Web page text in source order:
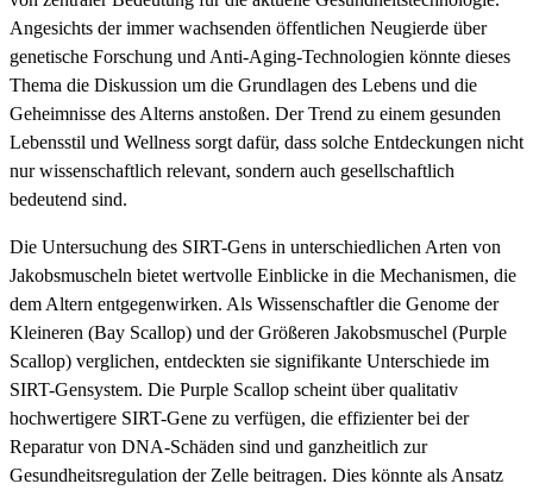
Angesichts der immer wachsenden öffentlichen Neugierde über
genetische Forschung und Anti-Aging-Technologien könnte dieses
Thema die Diskussion um die Grundlagen des Lebens und die
Geheimnisse des Alterns anstoßen. Der Trend zu einem gesunden
Lebensstil und Wellness sorgt dafür, dass solche Entdeckungen nicht
nur wissenschaftlich relevant, sondern auch gesellschaftlich
bedeutend sind.
Die Untersuchung des SIRT-Gens in unterschiedlichen Arten von
Jakobsmuscheln bietet wertvolle Einblicke in die Mechanismen, die
dem Altern entgegenwirken. Als Wissenschaftler die Genome der
Kleineren (Bay Scallop) und der Größeren Jakobsmuschel (Purple
Scallop) verglichen, entdeckten sie signifikante Unterschiede im
SIRT-Gensystem. Die Purple Scallop scheint über qualitativ
hochwertigere SIRT-Gene zu verfügen, die effizienter bei der
Reparatur von DNA-Schäden sind und ganzheitlich zur
Gesundheitsregulation der Zelle beitragen. Dies könnte als Ansatz